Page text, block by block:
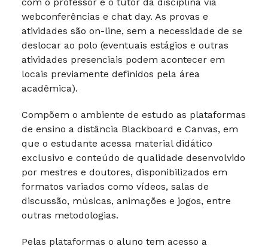
webconferências e chat day. As provas e
atividades são on-line, sem a necessidade de se
deslocar ao polo (eventuais estágios e outras
atividades presenciais podem acontecer em
locais previamente definidos pela área
acadêmica).
Compõem o ambiente de estudo as plataformas
de ensino a distância Blackboard e Canvas, em
que o estudante acessa material didático
exclusivo e conteúdo de qualidade desenvolvido
por mestres e doutores, disponibilizados em
formatos variados como vídeos, salas de
discussão, músicas, animações e jogos, entre
outras metodologias.
Pelas plataformas o aluno tem acesso a